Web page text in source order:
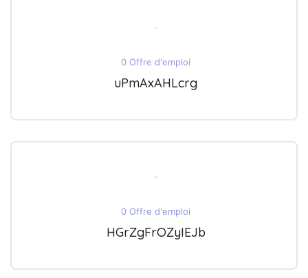
0 Offre d'emploi
uPmAxAHLcrg
0 Offre d'emploi
HGrZgFrOZyIEJb